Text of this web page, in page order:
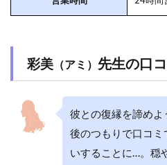
彩美 （アミ） 先生の口
彼との復縁を諦め
後のつもりで口コ
いすることに…。穏